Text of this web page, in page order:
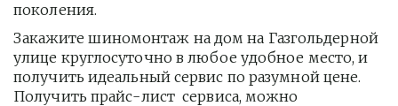
поколения.
Закажите шиномонтаж на дом на Газгольдерной
улице круглосуточно в любое удобное место, и
получить идеальный сервис по разумной цене.
Получить прайс-лист  сервиса, можно